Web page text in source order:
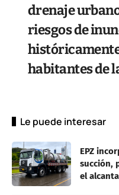
drenaje
riesgos de
habitantes de
Le puede interesar
EPZ
succión,
el